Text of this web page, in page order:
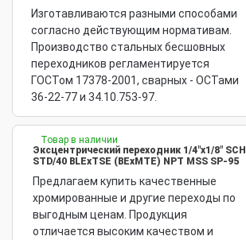
Изготавливаются разными способами
согласно действующим нормативам.
Производство стальных бесшовных
переходников регламентируется
ГОСТом 17378-2001, сварных - ОСТами
36-22-77 и 34.10.753-97.
Товар в наличии
Эксцентрический переходник 1/4"х1/8" SCH
STD/40 BLEхTSE (BEхMTE) NPT MSS SP-95
Предлагаем купить качественные
хромированные и другие переходы по
выгодным ценам. Продукция
отличается высоким качеством и